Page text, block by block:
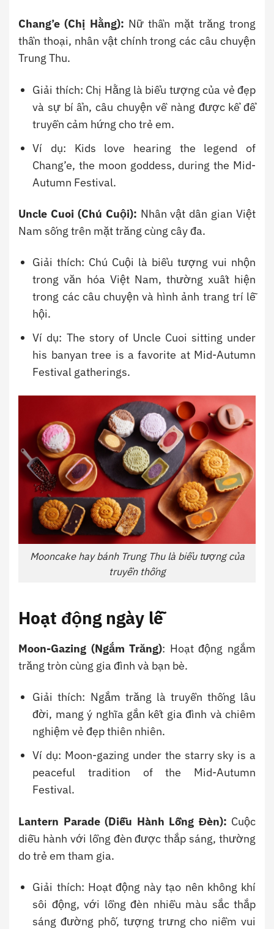
Chang’e (Chị Hằng): Nữ thần mặt trăng trong
thần thoại, nhân vật chính trong các câu chuyện
Trung Thu.
Giải thích: Chị Hằng là biểu tượng của vẻ đẹp
và sự bí ẩn, câu chuyện về nàng được kể để
truyền cảm hứng cho trẻ em.
Ví dụ: Kids love hearing the legend of
Chang’e, the moon goddess, during the Mid-
Autumn Festival.
Uncle Cuoi (Chú Cuội): Nhân vật dân gian Việt
Nam sống trên mặt trăng cùng cây đa.
Giải thích: Chú Cuội là biểu tượng vui nhộn
trong văn hóa Việt Nam, thường xuất hiện
trong các câu chuyện và hình ảnh trang trí lễ
hội.
Ví dụ: The story of Uncle Cuoi sitting under
his banyan tree is a favorite at Mid-Autumn
Festival gatherings.
Mooncake hay bánh Trung Thu là biểu tượng của
truyền thống
Hoạt động ngày lễ
Moon-Gazing (Ngắm Trăng): Hoạt động ngắm
trăng tròn cùng gia đình và bạn bè.
Giải thích: Ngắm trăng là truyền thống lâu
đời, mang ý nghĩa gắn kết gia đình và chiêm
nghiệm vẻ đẹp thiên nhiên.
Ví dụ: Moon-gazing under the starry sky is a
peaceful tradition of the Mid-Autumn
Festival.
Lantern Parade (Diễu Hành Lồng Đèn): Cuộc
diễu hành với lồng đèn được thắp sáng, thường
do trẻ em tham gia.
Giải thích: Hoạt động này tạo nên không khí
sôi động, với lồng đèn nhiều màu sắc thắp
sáng đường phố, tượng trưng cho niềm vui